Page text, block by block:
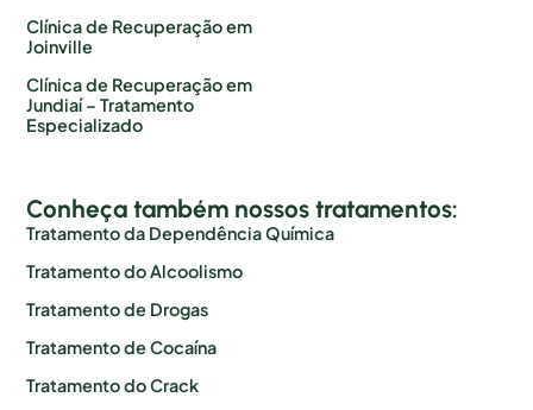
Clínica de Recuperação em
Joinville
Clínica de Recuperação em
Jundiaí – Tratamento
Especializado
Conheça também nossos tratamentos:
Tratamento da Dependência Química
Tratamento do Alcoolismo
Tratamento de Drogas
Tratamento de Cocaína
Tratamento do Crack